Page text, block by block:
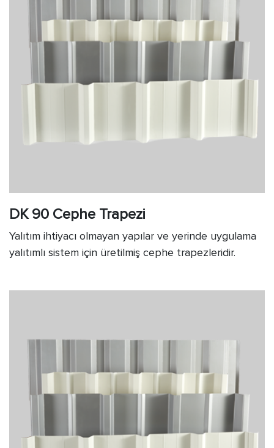
DK 90 Cephe Trapezi
Yalıtım ihtiyacı olmayan yapılar ve yerinde uygulama
yalıtımlı sistem için üretilmiş cephe trapezleridir.